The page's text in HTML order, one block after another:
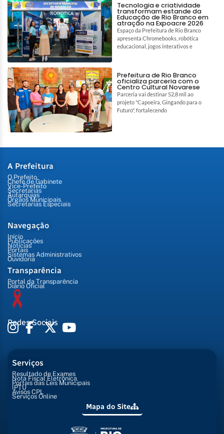
Tecnologia e criatividade
transformam estande da
Educação de Rio Branco em
atração na Expoacre 2026
Espaço da Prefeitura de Rio Branco
apresenta Chromebooks, robótica
educacional, jogos interativos e
Prefeitura de Rio Branco
oficializa parceria com o
Centro Cultural Novarese
Parceria vai destinar 52,8 mil ao
projeto "Capoeira, Gingando para o
Futuro", fortalecendo
A Prefeitura
O Prefeito
Chefe de Gabinete
Vice-Prefeito
Secretarias
Autarquias
Órgãos Municipais
Secretarias Especiais
Navegação
Início
Publicações
Notícias
Portais
Sistemas Administrativos
Ouvidoria
Transparência
Portal da Transparência
Diário Oficial
Redes Sociais
Serviços
Resultado de Exames
Nota Fiscal Eletrônica
Portais das Leis Municipais
IPTU
Avisos CPL
Serviços Online
Mapa do Site